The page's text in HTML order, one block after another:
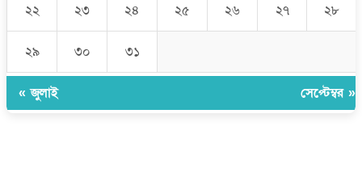
২২ ২৩ ২৪ ২৫ ২৬ ২৭ ২৮
২৯ ৩০ ৩১
« জুলাই সেপ্টেম্বর »